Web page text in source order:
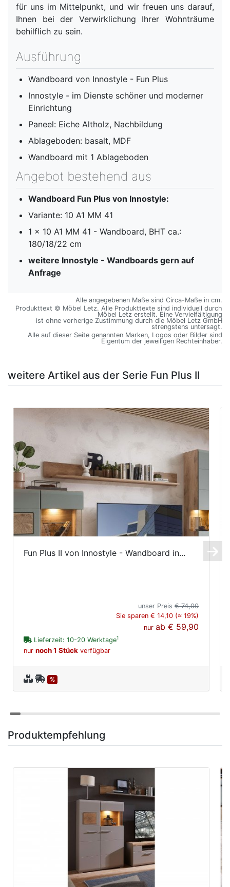
für uns im Mittelpunkt, und wir freuen uns darauf,
Ihnen bei der Verwirklichung Ihrer Wohnträume
behilflich zu sein.
Ausführung
Wandboard von Innostyle - Fun Plus
Innostyle - im Dienste schöner und moderner
Einrichtung
Paneel: Eiche Altholz, Nachbildung
Ablageboden: basalt, MDF
Wandboard mit 1 Ablageboden
Angebot bestehend aus
Wandboard Fun Plus von Innostyle:
Variante: 10 A1 MM 41
1 x 10 A1 MM 41 - Wandboard, BHT ca.:
180/18/22 cm
weitere Innostyle - Wandboards gern auf
Anfrage
Alle angegebenen Maße sind Circa-Maße in cm.
Produkttext © Möbel Letz. Alle Produkttexte sind individuell durch
Möbel Letz erstellt. Eine Vervielfältigung
ist ohne vorherige Zustimmung durch die Möbel Letz GmbH
strengstens untersagt.
Alle auf dieser Seite genannten Marken, Logos oder Bilder sind
Eigentum der jeweiligen Rechteinhaber.
weitere Artikel aus der Serie Fun Plus II
Fun Plus II von Innostyle - Wandboard in...
unser Preis€ 74,00
Sie sparen € 14,10 (≈ 19%)
nurab€ 59,90
Lieferzeit: 10-20 Werktage1
nur noch 1 Stück verfügbar
%
Produktempfehlung